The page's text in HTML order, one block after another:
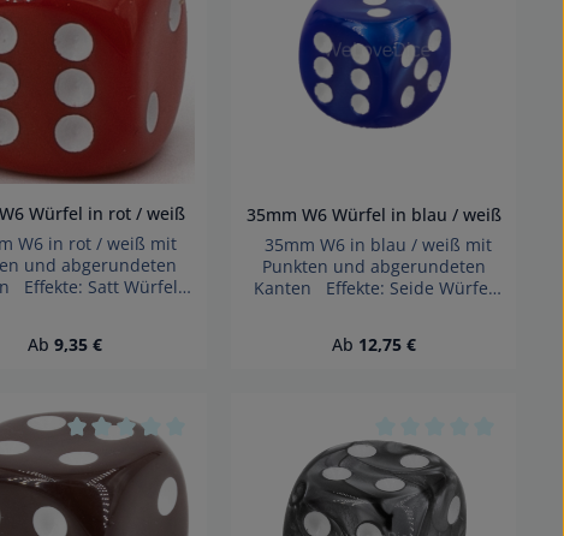
Würfel in rot / weiß
W6 in rot / weiß mit
und abgerundeten
Effekte: Satt Würfel
nicht für Kinder unter
Regulärer Preis:
Ab 9,35 €
35mm W6 Würfel in blau / weiß
35mm W6 in blau / weiß mit
Punkten und abgerundeten
Kanten Effekte: Seide Würfel
Kleinteile nicht für Kinder unter
Regulärer Preis:
Ab 12,75 €
von 0 von 5 Sternen
Durchschnittliche Bewertung von 0 von 5 Sternen
Durchschnittliche